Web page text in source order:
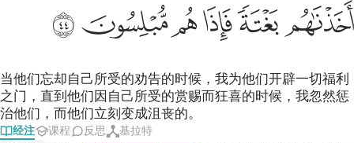
ﳖﳗﳘﳙﳚﳛ
当他们忘却自己所受的劝告的时候，我为他们开辟一切福利
之门，直到他们因自己所受的赏赐而狂喜的时候，我忽然惩
治他们，而他们立刻变成沮丧的。
经注 课程 反思 基拉特